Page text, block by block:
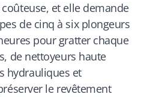
et elle demande
de cinq à six plongeurs
pour gratter chaque
de nettoyeurs haute
hydrauliques et
le revêtement